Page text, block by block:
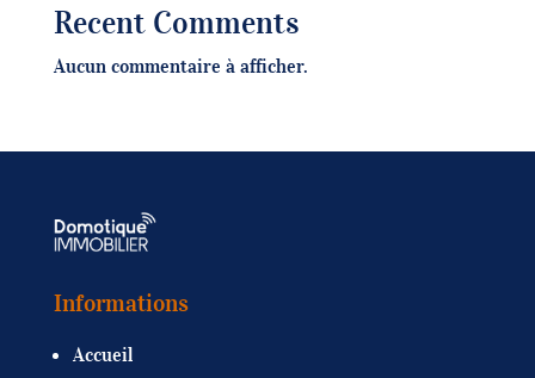
Recent Comments
Aucun commentaire à afficher.
Informations
Accueil